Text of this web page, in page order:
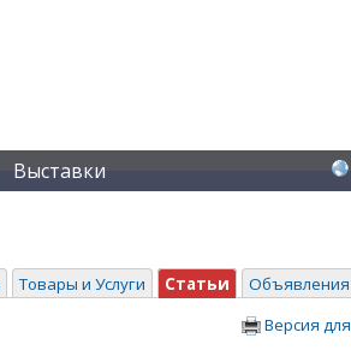
Выставки
Товары и Услуги Статьи Объявления
Версия